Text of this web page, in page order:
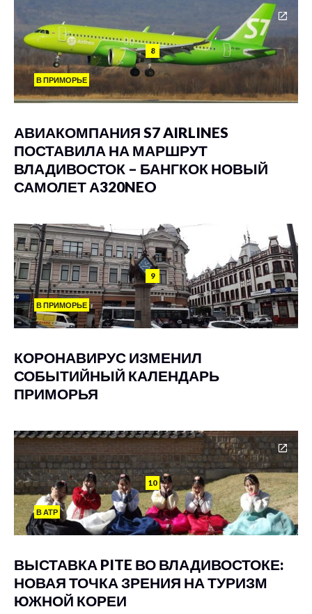
8
В ПРИМОРЬЕ
АВИАКОМПАНИЯ S7 AIRLINES
ПОСТАВИЛА НА МАРШРУТ
ВЛАДИВОСТОК – БАНГКОК НОВЫЙ
САМОЛЕТ А320NEO
9
В ПРИМОРЬЕ
КОРОНАВИРУС ИЗМЕНИЛ
СОБЫТИЙНЫЙ КАЛЕНДАРЬ
ПРИМОРЬЯ
10
В АТР
ВЫСТАВКА PITE ВО ВЛАДИВОСТОКЕ:
НОВАЯ ТОЧКА ЗРЕНИЯ НА ТУРИЗМ
ЮЖНОЙ КОРЕИ